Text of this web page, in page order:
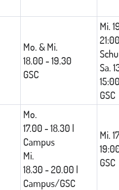
Mo. & Mi.
18.00 - 19.30
GSC
Mi.
Sa.
GSC
Mo.
17.00 - 18.30 |
Campus
Mi.
18.30 - 20.00 |
Campus/GSC
Mi.
GSC